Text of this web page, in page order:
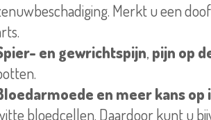
Merkt u een
en gewrichtspijn, pijn op
en meer kans op
bloedcellen. Daardoor kunt u